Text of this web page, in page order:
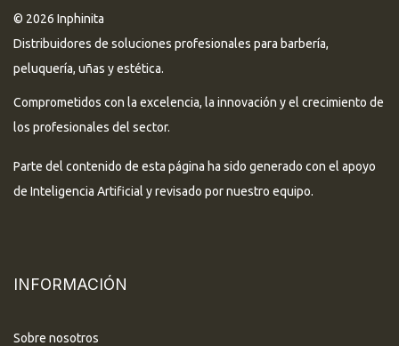
© 2026 Inphinita
Distribuidores de soluciones profesionales para barbería,
peluquería, uñas y estética.
Comprometidos con la excelencia, la innovación y el crecimiento de
los profesionales del sector.
Parte del contenido de esta página ha sido generado con el apoyo
de Inteligencia Artificial y revisado por nuestro equipo.
INFORMACIÓN
Sobre nosotros